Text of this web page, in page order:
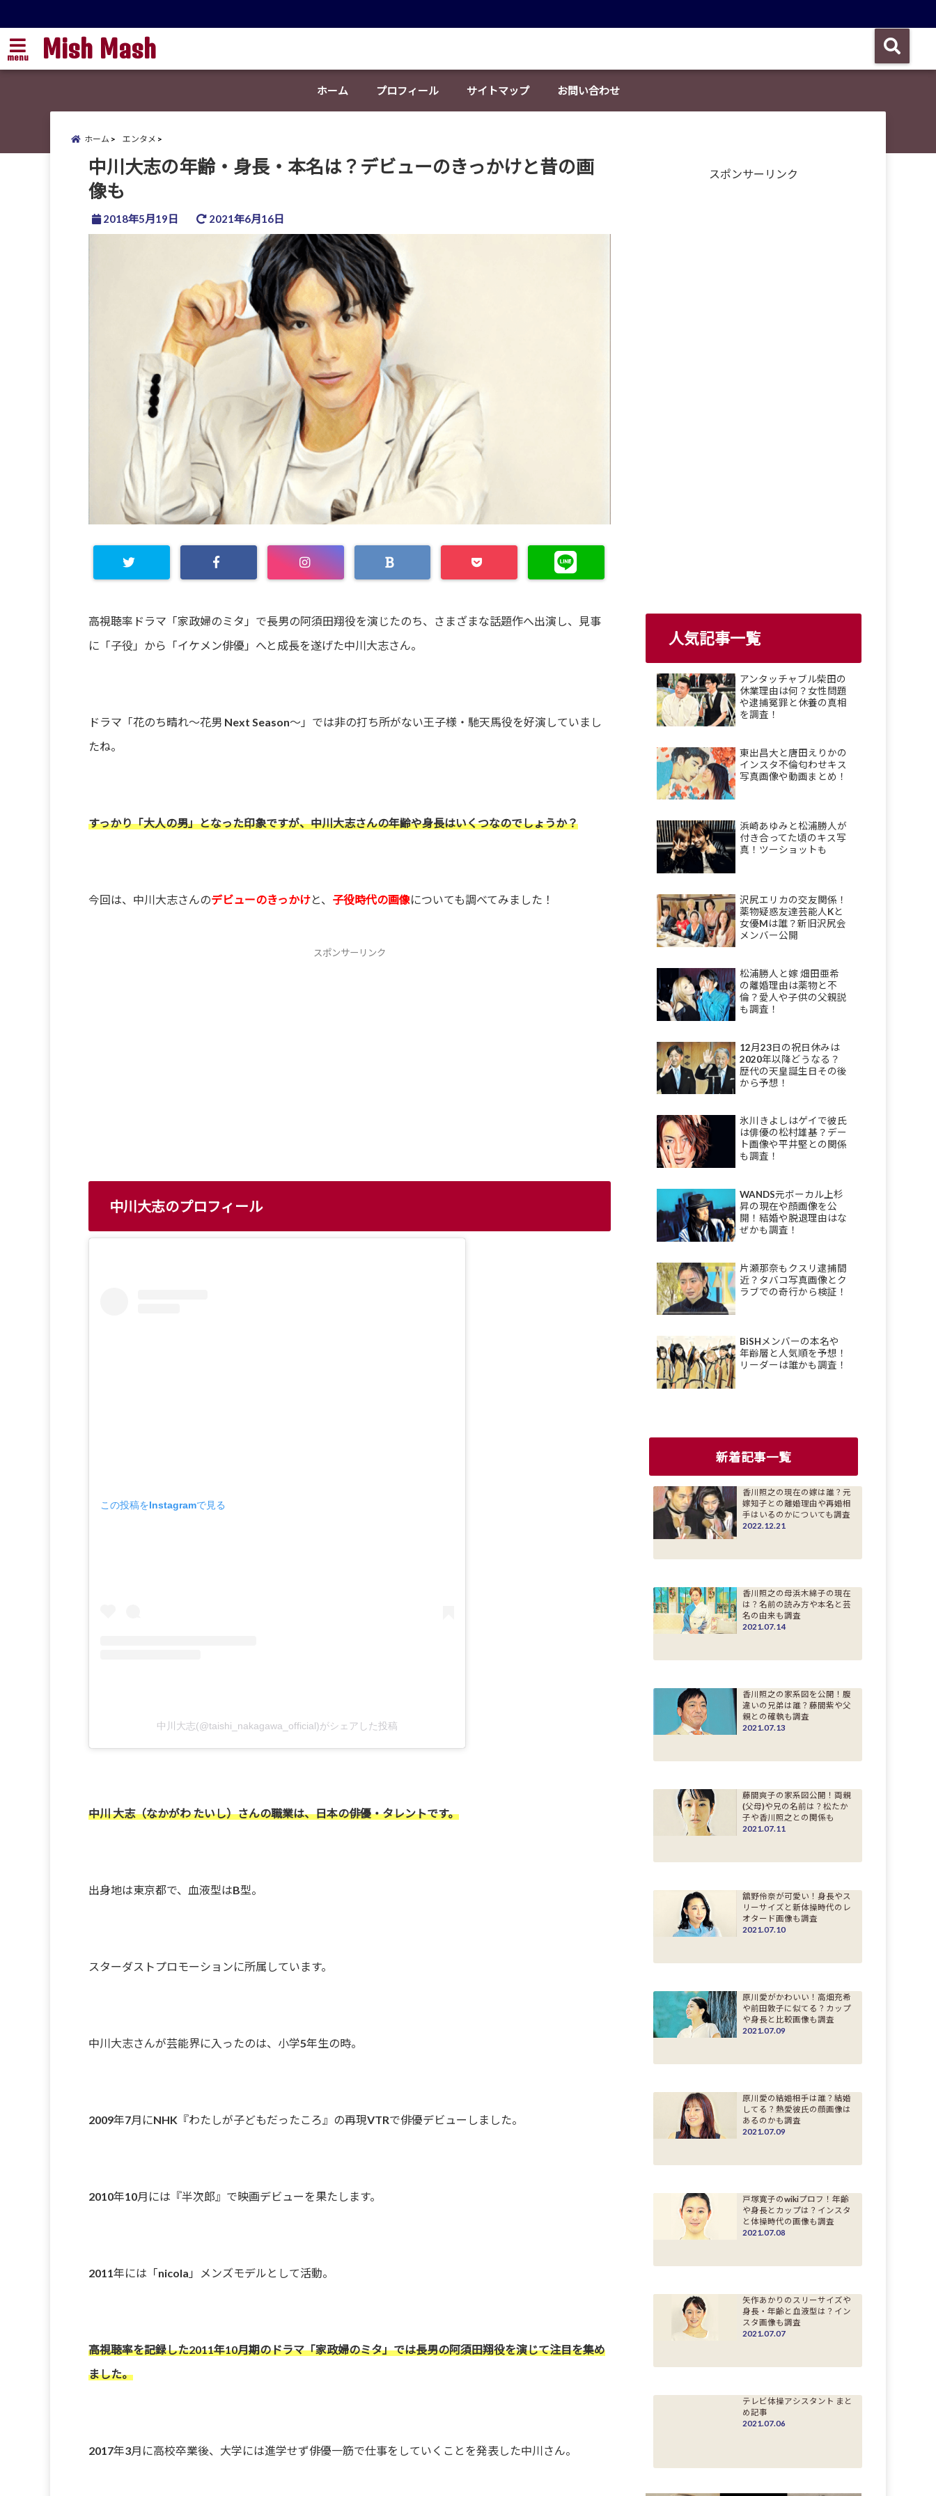
menu Mish Mash
ホーム プロフィール サイトマップ お問い合わせ
ホーム エンタメ
中川大志の年齢・身長・本名は？デビューのきっかけと昔の画
像も
2018年5月19日 2021年6月16日
高視聴率ドラマ「家政婦のミタ」で長男の阿須田翔役を演じたのち、さまざまな話題作へ出演し、見事
に「子役」から「イケメン俳優」へと成長を遂げた中川大志さん。
ドラマ「花のち晴れ〜花男 Next Season〜」では非の打ち所がない王子様・馳天馬役を好演していまし
たね。
すっかり「大人の男」となった印象ですが、中川大志さんの年齢や身長はいくつなのでしょうか？
今回は、中川大志さんのデビューのきっかけと、 子役時代の画像についても調べてみました！
スポンサーリンク
中川大志のプロフィール
この投稿をInstagramで見る
中川大志(@taishi_nakagawa_official)がシェアした投稿
中川 大志（なかがわ たいし）さんの職業は、日本の俳優・タレントです。
出身地は東京都で、血液型はB型。
スターダストプロモーションに所属しています。
中川大志さんが芸能界に入ったのは、小学5年生の時。
2009年7月にNHK『わたしが子どもだったころ』の再現VTRで俳優デビューしました。
2010年10月には『半次郎』で映画デビューを果たします。
2011年には「nicola」メンズモデルとして活動。
高視聴率を記録した2011年10月期のドラマ「家政婦のミタ」では長男の阿須田翔役を演じて注目を集め
ました。
2017年3月に高校卒業後、大学には進学せず俳優一筋で仕事をしていくことを発表した中川さん。
スポンサーリンク
人気記事一覧
アンタッチャブル柴田の
休業理由は何？女性問題
や逮捕冤罪と休養の真相
を調査！
東出昌大と唐田えりかの
インスタ不倫匂わせキス
写真画像や動画まとめ！
浜崎あゆみと松浦勝人が
付き合ってた頃のキス写
真！ツーショットも
沢尻エリカの交友関係！
薬物疑惑友達芸能人Kと
女優Mは誰？新旧沢尻会
メンバー公開
松浦勝人と嫁 畑田亜希
の離婚理由は薬物と不
倫？愛人や子供の父親説
も調査！
12月23日の祝日休みは
2020年以降どうなる？
歴代の天皇誕生日その後
から予想！
氷川きよしはゲイで彼氏
は俳優の松村雄基？デー
ト画像や平井堅との関係
も調査！
WANDS元ボーカル上杉
昇の現在や顔画像を公
開！結婚や脱退理由はな
ぜかも調査！
片瀬那奈もクスリ逮捕間
近？タバコ写真画像とク
ラブでの奇行から検証！
BiSHメンバーの本名や
年齢層と人気順を予想！
リーダーは誰かも調査！
新着記事一覧
香川照之の現在の嫁は誰？元
嫁知子との離婚理由や再婚相
手はいるのかについても調査
2022.12.21
香川照之の母浜木綿子の現在
は？名前の読み方や本名と芸
名の由来も調査
2021.07.14
香川照之の家系図を公開！腹
違いの兄弟は誰？藤間紫や父
親との確執も調査
2021.07.13
藤間爽子の家系図公開！両親
(父母)や兄の名前は？松たか
子や香川照之との関係も
2021.07.11
舘野伶奈が可愛い！身長やス
リーサイズと新体操時代のレ
オタード画像も調査
2021.07.10
原川愛がかわいい！高畑充希
や前田敦子に似てる？カップ
や身長と比較画像も調査
2021.07.09
原川愛の結婚相手は誰？結婚
してる？熱愛彼氏の顔画像は
あるのかも調査
2021.07.09
戸塚寛子のwikiプロフ！年齢
や身長とカップは？インスタ
と体操時代の画像も調査
2021.07.08
矢作あかりのスリーサイズや
身長・年齢と血液型は？イン
スタ画像も調査
2021.07.07
テレビ体操アシスタント まと
め記事
2021.07.06